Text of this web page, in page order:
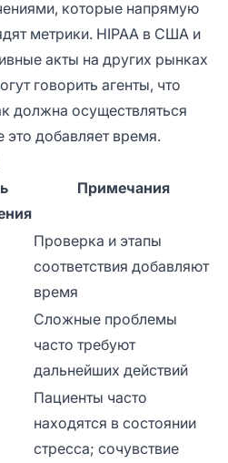
которые напрямую
метрики. HIPAA в США и
акты на других рынках
говорить агенты, что
должна осуществляться
это добавляет время.
Примечания
Проверка и этапы
соответствия добавляют
время
Сложные проблемы
часто требуют
дальнейших действий
Пациенты часто
находятся в состоянии
стресса; сочувствие